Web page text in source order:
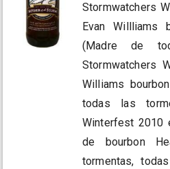
Stormwatchers
Evan Willliams
(Madre de
Stormwatchers
Williams
todas las
Winterfest 2010
de bourbon
tormentas,